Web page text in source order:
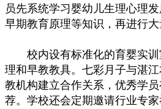
员先系统学习婴幼儿生理心理发
早期教育原理等知识，再进行大
校内设有标准化的育婴实训
理和早教教具。七彩月子与湛
教机构建立合作关系，优秀学
荐。学校还会定期邀请行业专